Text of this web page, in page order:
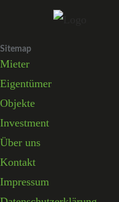
content
Sitemap
Mieter
Eigentümer
Objekte
Investment
Über uns
Kontakt
Impressum